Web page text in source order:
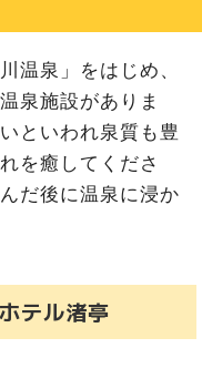
温泉」をはじめ、
泉施設がありま
といわれ泉質も豊
を癒してくださ
だ後に温泉に浸か
テル渚亭